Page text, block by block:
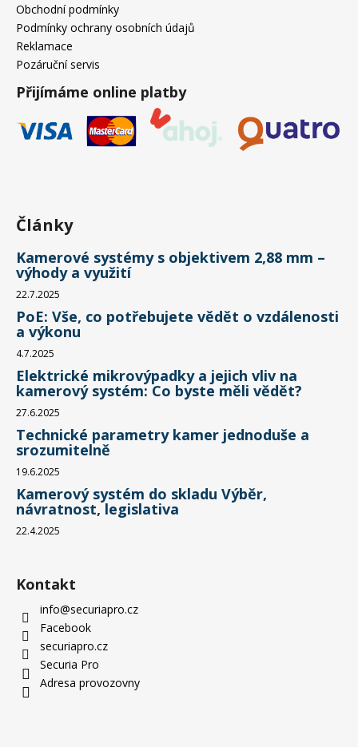
Obchodní podmínky
Podmínky ochrany osobních údajů
Reklamace
Pozáruční servis
Přijímáme online platby
Články
Kamerové systémy s objektivem 2,88 mm –
výhody a využití
22.7.2025
PoE: Vše, co potřebujete vědět o vzdálenosti
a výkonu
4.7.2025
Elektrické mikrovýpadky a jejich vliv na
kamerový systém: Co byste měli vědět?
27.6.2025
Technické parametry kamer jednoduše a
srozumitelně
19.6.2025
Kamerový systém do skladu Výběr,
návratnost, legislativa
22.4.2025
Kontakt
info@securiapro.cz
Facebook
securiapro.cz
Securia Pro
Adresa provozovny